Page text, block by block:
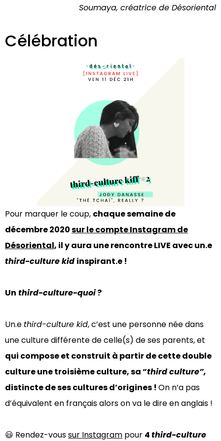
Soumaya, créatrice de Désoriental
Célébration
Pour marquer le coup, chaque semaine de
décembre 2020sur le compte Instagram de
Désoriental, il y aura une rencontre LIVE avec un.e
third-culture kid inspirant.e !
Un third-culture-quoi?
Un.e third-culture kid, c’est une personne née dans
une culture différente de celle(s) de ses parents, et
qui compose et construit à partir de cette double
culture une troisième culture, sa “third culture”,
distincte de ses cultures d’origines ! On n’a pas
d’équivalent en français alors on va le dire en anglais !
😃 Rendez-voussur Instagram pour 4third-culture